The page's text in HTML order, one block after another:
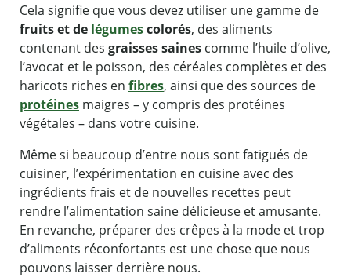
Cela signifie que vous devez utiliser une gamme de
fruits et de légumescolorés, des aliments
contenant des graisses saines comme l’huile d’olive,
l’avocat et le poisson, des céréales complètes et des
haricots riches en fibres, ainsi que des sources de
protéines maigres – y compris des protéines
végétales – dans votre cuisine.
Même si beaucoup d’entre nous sont fatigués de
cuisiner, l’expérimentation en cuisine avec des
ingrédients frais et de nouvelles recettes peut
rendre l’alimentation saine délicieuse et amusante.
En revanche, préparer des crêpes à la mode et trop
d’aliments réconfortants est une chose que nous
pouvons laisser derrière nous.